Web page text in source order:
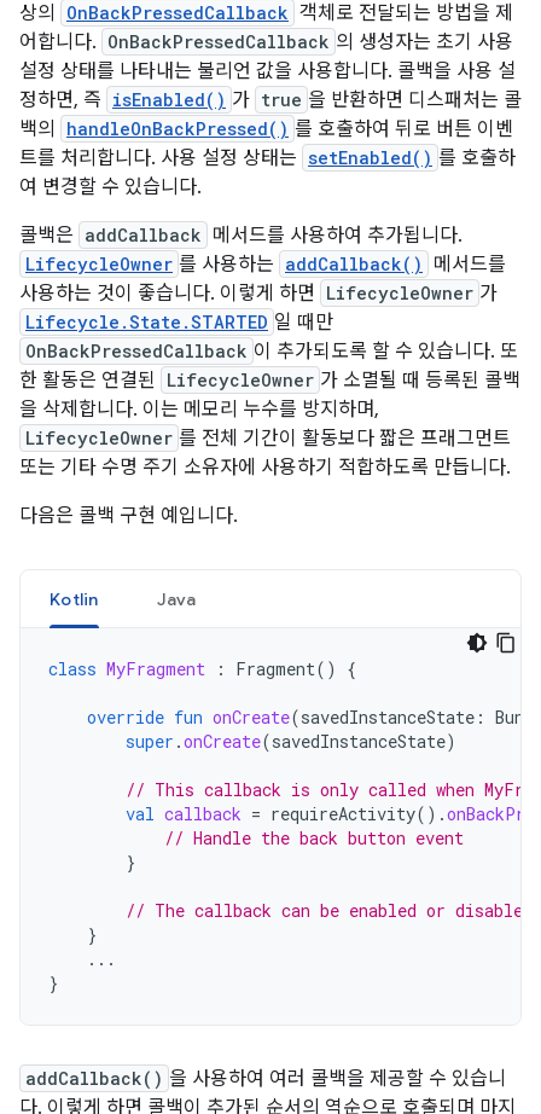
상의
OnBackPressedCallback 객체로 전달되는 방법을 제
어합니다. OnBackPressedCallback 의 생성자는 초기 사용
설정 상태를 나타내는 불리언 값을 사용합니다. 콜백을 사용 설
정하면, 즉 isEnabled() 가 true 을 반환하면 디스패처는 콜
백의
handleOnBackPressed() 를 호출하여 뒤로 버튼 이벤
트를 처리합니다. 사용 설정 상태는 setEnabled() 를 호출하
여 변경할 수 있습니다.
콜백은 addCallback 메서드를 사용하여 추가됩니다.
LifecycleOwner 를 사용하는 addCallback()
메서드를
사용하는 것이 좋습니다. 이렇게 하면
LifecycleOwner 가
Lifecycle.State.STARTED 일 때만
OnBackPressedCallback 이 추가되도록 할 수 있습니다. 또
한 활동은 연결된 LifecycleOwner 가 소멸될 때 등록된 콜백
을 삭제합니다. 이는 메모리 누수를 방지하며,
LifecycleOwner 를 전체 기간이 활동보다 짧은 프래그먼트
또는 기타 수명 주기 소유자에 사용하기 적합하도록 만듭니다.
다음은 콜백 구현 예입니다.
Kotlin Java
class MyFragment : Fragment() {
override fun onCreate(savedInstanceState :
super .onCreate(savedInstanceState)
// This callback is only called when
val callback = requireActivity().
// Handle the back button event
}
// The callback can be enabled or
}
...
}
addCallback() 을 사용하여 여러 콜백을 제공할 수 있습니
다. 이렇게 하면 콜백이 추가된 순서의 역순으로 호출되며 마지